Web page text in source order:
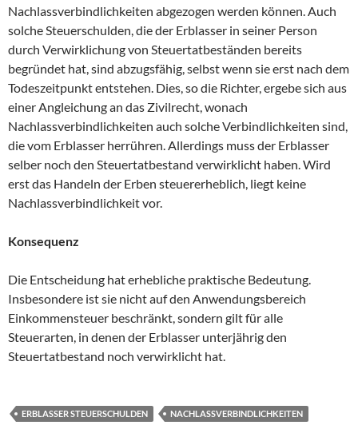
Nachlassverbindlichkeiten abgezogen werden können. Auch
solche Steuerschulden, die der Erblasser in seiner Person
durch Verwirklichung von Steuertatbeständen bereits
begründet hat, sind abzugsfähig, selbst wenn sie erst nach dem
Todeszeitpunkt entstehen. Dies, so die Richter, ergebe sich aus
einer Angleichung an das Zivilrecht, wonach
Nachlassverbindlichkeiten auch solche Verbindlichkeiten sind,
die vom Erblasser herrühren. Allerdings muss der Erblasser
selber noch den Steuertatbestand verwirklicht haben. Wird
erst das Handeln der Erben steuererheblich, liegt keine
Nachlassverbindlichkeit vor.
Konsequenz
Die Entscheidung hat erhebliche praktische Bedeutung.
Insbesondere ist sie nicht auf den Anwendungsbereich
Einkommensteuer beschränkt, sondern gilt für alle
Steuerarten, in denen der Erblasser unterjährig den
Steuertatbestand noch verwirklicht hat.
ERBLASSER STEUERSCHULDEN NACHLASSVERBINDLICHKEITEN